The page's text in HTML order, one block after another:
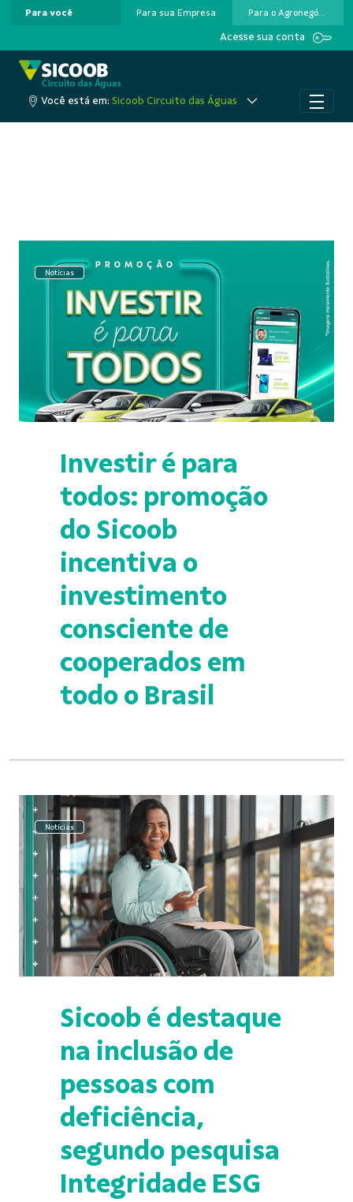
Pular para o Conteúdo principal
Para você Para sua Empresa Para o Agronegócio
Acesse sua conta
Você está em: Sicoob Circuito das Águas
Notícias
Investir é para
todos: promoção
do Sicoob
incentiva o
investimento
consciente de
cooperados em
todo o Brasil
Notícias
Sicoob é destaque
na inclusão de
pessoas com
deficiência,
segundo pesquisa
Integridade ESG